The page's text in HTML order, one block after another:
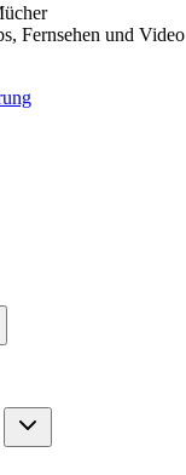
Fernsehen und Video